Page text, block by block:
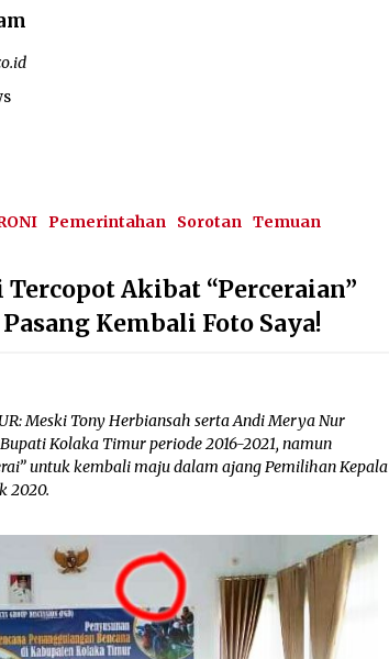
Pemerintahan Sorotan Temuan
Akibat “Perceraian”
Kembali Foto Saya!
Meski Tony Herbiansah serta Andi Merya Nur
Kolaka Timur periode 2016-2021, namun
untuk kembali maju dalam ajang Pemilihan Kepala
2020.